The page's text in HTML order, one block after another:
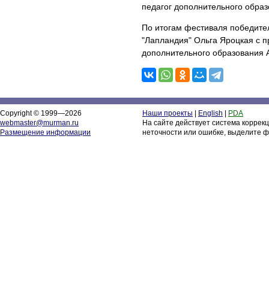
педагог дополнительного
По итогам фестиваля
"Лапландия" Ольга Яроцкая с
дополнительного
Copyright © 1999—2026
webmaster@murman.ru
Размещение информации
Наши проекты English
PDA
На сайте действует система
неточности или ошибке, выделите